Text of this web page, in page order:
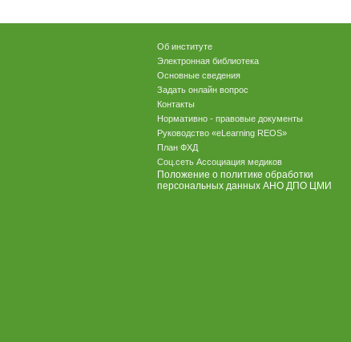
Об институте
Электронная библиотека
Основные сведения
Задать онлайн вопрос
Контакты
Нормативно - правовые документы
Руководство «eLearning REOS»
План ФХД
Соц.сеть Ассоциация медиков
Положение о политике обработки
персональных данных АНО ДПО ЦМИ